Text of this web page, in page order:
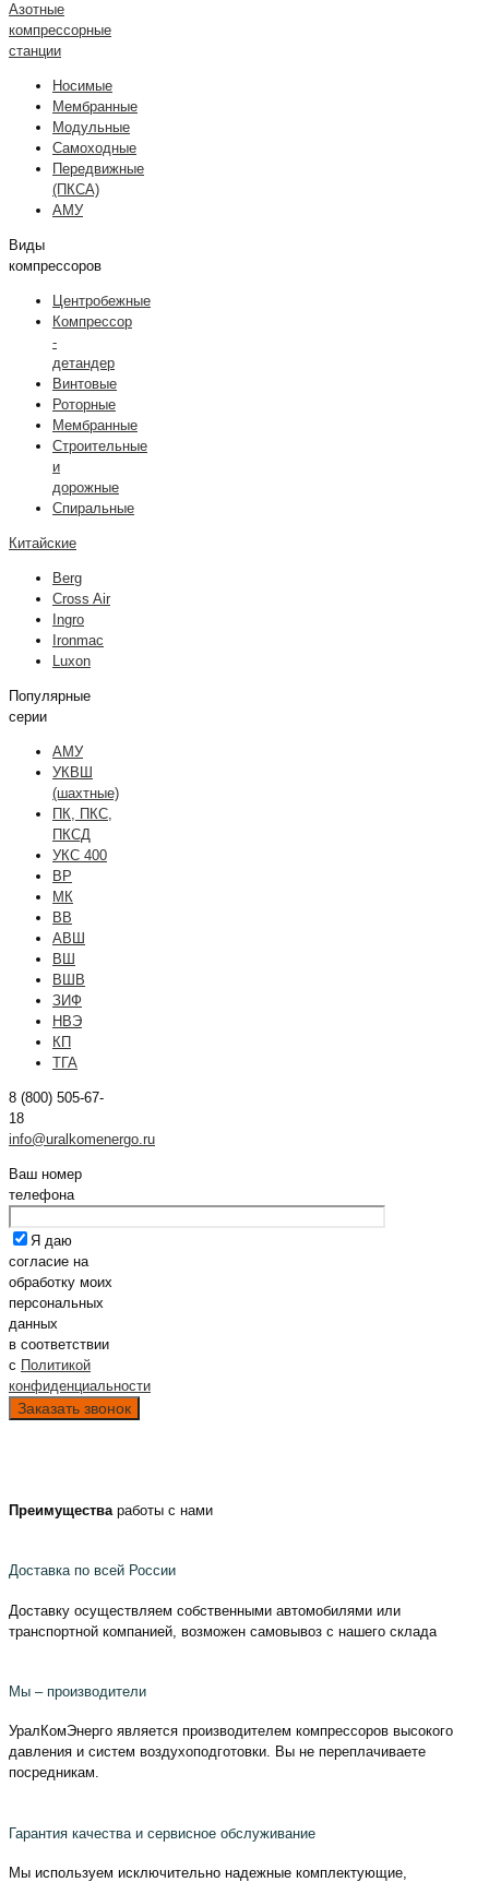
Азотные
компрессорные
станции
Носимые
Мембранные
Модульные
Самоходные
Передвижные
(ПКСА)
АМУ
Виды
компрессоров
Центробежные
Компрессор
-
детандер
Винтовые
Роторные
Мембранные
Строительные
и
дорожные
Спиральные
Китайские
Berg
Cross Air
Ingro
Ironmac
Luxon
Популярные
серии
АМУ
УКВШ
(шахтные)
ПК, ПКС,
ПКСД
УКС 400
ВР
МК
ВВ
АВШ
ВШ
ВШВ
ЗИФ
НВЭ
КП
ТГА
8 (800) 505-67-
18
info@uralkomenergo.ru
Ваш номер
телефона
Я даю
согласие на
обработку моих
персональных
данных
в соответствии
с Политикой
конфиденциальности
Преимуществаработы с нами
Доставка по всей России
Доставку осуществляем собственными автомобилями или
транспортной компанией, возможен самовывоз с нашего склада
Мы – производители
УралКомЭнерго является производителем компрессоров высокого
давления и систем воздухоподготовки. Вы не переплачиваете
посредникам.
Гарантия качества и сервисное обслуживание
Мы используем исключительно надежные комплектующие,